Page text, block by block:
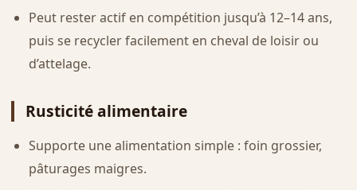
Peut rester actif en compétition jusqu’à 12–14 ans,
puis se recycler facilement en cheval de loisir ou
d’attelage.
Rusticité alimentaire
Supporte une alimentation simple : foin grossier,
pâturages maigres.